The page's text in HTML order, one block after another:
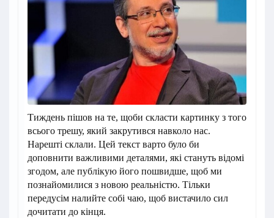
Тиждень пішов на те, щоби скласти картинку з того
всього трешу, який закрутився навколо нас.
Нарешті склали. Цей текст варто було би
доповнити важливими деталями, які стануть відомі
згодом, але публікую його пошвидше, щоб ми
познайомилися з новою реальністю. Тільки
передусім налийте собі чаю, щоб вистачило сил
дочитати до кінця.